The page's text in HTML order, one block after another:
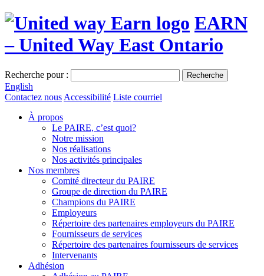
EARN
– United Way East Ontario
Recherche pour : Recherche
English
Contactez nous Accessibilité Liste courriel
À propos
Le PAIRE, c’est quoi?
Notre mission
Nos réalisations
Nos activités principales
Nos membres
Comité directeur du PAIRE
Groupe de direction du PAIRE
Champions du PAIRE
Employeurs
Répertoire des partenaires employeurs du PAIRE
Fournisseurs de services
Répertoire des partenaires fournisseurs de services
Intervenants
Adhésion